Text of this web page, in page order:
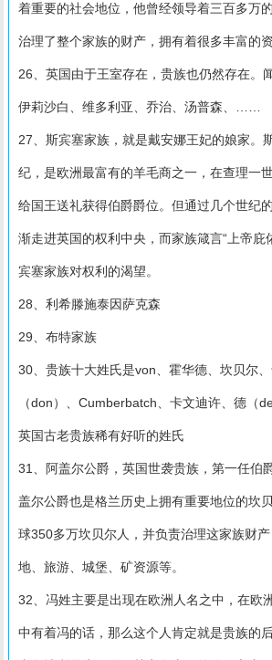
着重要的社会地位，他曾经领导着三百多万
治理了整个家族的财产，拥有着很多丰富的资
26、英国由于王室存在，贵族也仍然存在。
伊莉沙白、维多利亚、乔治、汤普森、……
27、斯宾塞家族，就是戴安娜王妃的娘家。
纪，是欧洲最富有的羊毛商之一，在查理一
给国王送礼获得伯爵爵位。但通过几个世纪
渐走进英国的权利中央，而家族箴言“上帝庇
宾塞家族对权利的渴望。
28、利希滕施泰因萨克森
29、布特家族
30、贵族十大姓氏是von、霍华德、坎贝尔
（don）、Cumberbatch、卡文迪许、德（
英国古老贵族稀有好听的姓氏
31、阿盖尔公爵，英国世袭贵族，第一任伯
盖尔公爵也是格兰历史上拥有重要地位的坎
球350多万坎贝尔人，并负责治理这家族财
地、旅游、城堡、矿资源等。
32、冯姓主要是出现在欧洲人名之中，在欧
中有着冯的话，那么这个人肯定就是贵族的